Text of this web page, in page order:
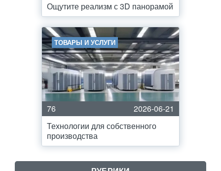
Ощутите реализм с 3D панорамой
ТОВАРЫ И УСЛУГИ
76
2026-06-21
Технологии для собственного
производства